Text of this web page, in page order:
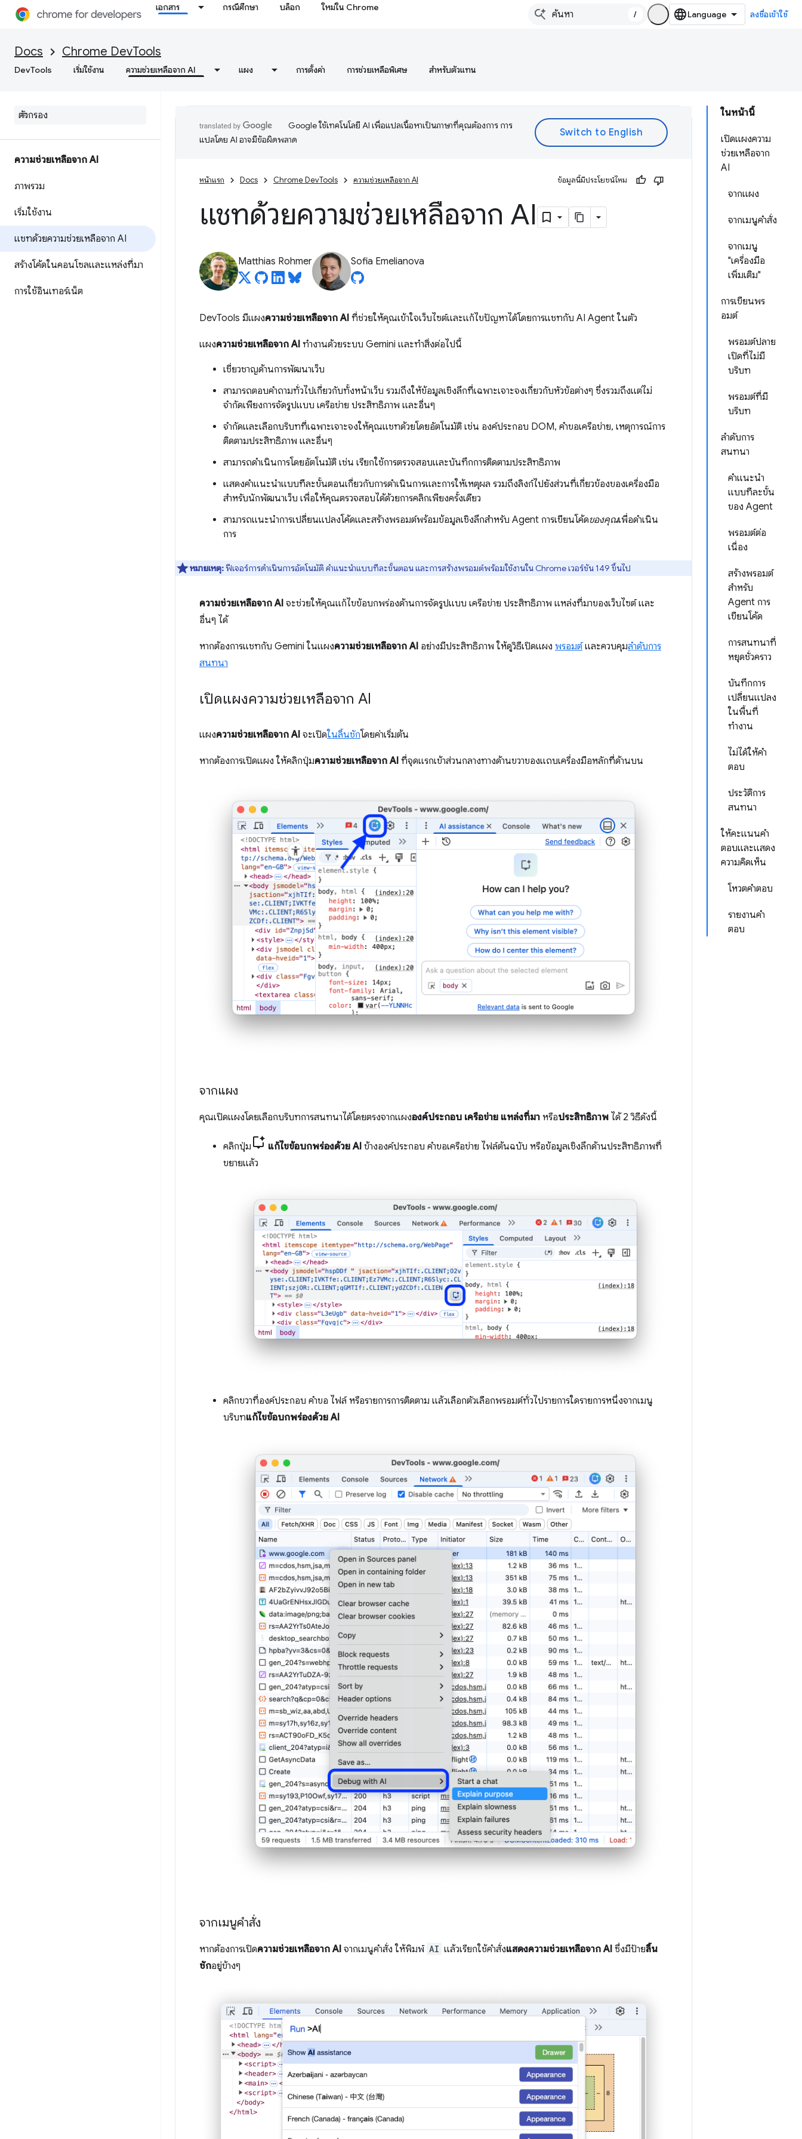
เอกสาร กรณีศึกษา บล็อก ใหม่ใน Chrome
/ ลงชื่อเข้าใช้
Docs Chrome DevTools
DevTools เริ่มใช้งาน ความช่วยเหลือจาก AI แผง การตั้งค่า การช่วยเหลือพิเศษ สำหรับตัวแทน
ความช่วยเหลือจาก AI
ภาพรวม
เริ่มใช้งาน
แชทด้วยความช่วยเหลือจาก AI
สร้างโค้ดในคอนโซลและแหล่งที่มา
การใช้อินเทอร์เน็ต
ในหน้านี้
เปิดแผงความ
ช่วยเหลือจาก
AI
จากแผง
จากเมนูคำสั่ง
จากเมนู
"เครื่องมือ
เพิ่มเติม"
การเขียนพร
อมต์
พรอมต์ปลาย
เปิดที่ไม่มี
บริบท
พรอมต์ที่มี
บริบท
ลำดับการ
สนทนา
คำแนะนำ
แบบทีละขั้น
ของ Agent
พรอมต์ต่อ
เนื่อง
สร้างพรอมต์
สำหรับ
Agent การ
เขียนโค้ด
การสนทนาที่
หยุดชั่วคราว
บันทึกการ
เปลี่ยนแปลง
ในพื้นที่
ทำงาน
ไม่ได้ให้คำ
ตอบ
ประวัติการ
สนทนา
ให้คะแนนคำ
ตอบและแสดง
ความคิดเห็น
โหวตคำตอบ
รายงานคำ
ตอบ
Google ใช้เทคโนโลยี AI เพื่อแปลเนื้อหาเป็นภาษาที่คุณต้องการ การ
แปลโดย AI อาจมีข้อผิดพลาด
หน้าแรก Docs Chrome DevTools ความช่วยเหลือจาก AI ข้อมูลนี้มีประโยชน์ไหม
แชทด้วยความช่วยเหลือจาก AI
Matthias Rohmer Sofia Emelianova
DevTools มีแผงความช่วยเหลือจาก AI ที่ช่วยให้คุณเข้าใจเว็บไซต์และแก้ไขปัญหาได้โดยการแชทกับ AI Agent ในตัว
แผงความช่วยเหลือจาก AI ทำงานด้วยระบบ Gemini และทำสิ่งต่อไปนี้
เชี่ยวชาญด้านการพัฒนาเว็บ
สามารถตอบคำถามทั่วไปเกี่ยวกับทั้งหน้าเว็บ รวมถึงให้ข้อมูลเชิงลึกที่เฉพาะเจาะจงเกี่ยวกับหัวข้อต่างๆ ซึ่งรวมถึงแต่ไม่
จำกัดเพียงการจัดรูปแบบ เครือข่าย ประสิทธิภาพ และอื่นๆ
จำกัดและเลือกบริบทที่เฉพาะเจาะจงให้คุณแชทด้วยโดยอัตโนมัติ เช่น องค์ประกอบ DOM, คำขอเครือข่าย, เหตุการณ์การ
ติดตามประสิทธิภาพ และอื่นๆ
สามารถดำเนินการโดยอัตโนมัติ เช่น เรียกใช้การตรวจสอบและบันทึกการติดตามประสิทธิภาพ
แสดงคำแนะนำแบบทีละขั้นตอนเกี่ยวกับการดำเนินการและการให้เหตุผล รวมถึงลิงก์ไปยังส่วนที่เกี่ยวข้องของเครื่องมือ
สำหรับนักพัฒนาเว็บ เพื่อให้คุณตรวจสอบได้ด้วยการคลิกเพียงครั้งเดียว
สามารถแนะนำการเปลี่ยนแปลงโค้ดและสร้างพรอมต์พร้อมข้อมูลเชิงลึกสำหรับ Agent การเขียนโค้ดของคุณเพื่อดำเนิน
การ
หมายเหตุ:ฟีเจอร์การดำเนินการอัตโนมัติ คำแนะนำแบบทีละขั้นตอน และการสร้างพรอมต์พร้อมใช้งานใน Chrome เวอร์ชัน 149 ขึ้นไป
ความช่วยเหลือจาก AI จะช่วยให้คุณแก้ไขข้อบกพร่องด้านการจัดรูปแบบ เครือข่าย ประสิทธิภาพ แหล่งที่มาของเว็บไซต์ และ
อื่นๆ ได้
หากต้องการแชทกับ Gemini ในแผงความช่วยเหลือจาก AI อย่างมีประสิทธิภาพ ให้ดูวิธีเปิดแผง พรอมต์และควบคุมลำดับการ
สนทนา
เปิดแผงความช่วยเหลือจาก AI
แผงความช่วยเหลือจาก AI จะเปิดในลิ้นชักโดยค่าเริ่มต้น
หากต้องการเปิดแผง ให้คลิกปุ่มความช่วยเหลือจาก AI ที่จุดแรกเข้าส่วนกลางทางด้านขวาของแถบเครื่องมือหลักที่ด้านบน
จากแผง
คุณเปิดแผงโดยเลือกบริบทการสนทนาได้โดยตรงจากแผงองค์ประกอบ เครือข่าย แหล่งที่มา หรือประสิทธิภาพ ได้ 2 วิธีดังนี้
คลิกปุ่ม แก้ไขข้อบกพร่องด้วย AI ข้างองค์ประกอบ คำขอเครือข่าย ไฟล์ต้นฉบับ หรือข้อมูลเชิงลึกด้านประสิทธิภาพที่
ขยายแล้ว
คลิกขวาที่องค์ประกอบ คำขอ ไฟล์ หรือรายการการติดตาม แล้วเลือกตัวเลือกพรอมต์ทั่วไปรายการใดรายการหนึ่งจากเมนู
บริบทแก้ไขข้อบกพร่องด้วย AI
จากเมนูคำสั่ง
หากต้องการเปิดความช่วยเหลือจาก AI จากเมนูคำสั่ง ให้พิมพ์ AI แล้วเรียกใช้คำสั่งแสดงความช่วยเหลือจาก AI ซึ่งมีป้ายลิ้น
ชักอยู่ข้างๆ